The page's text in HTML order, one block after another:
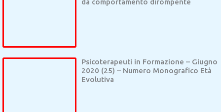
da comportamento dirompente
Psicoterapeuti in Formazione – Giugno
2020 (25) – Numero Monografico Età
Evolutiva